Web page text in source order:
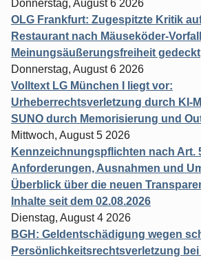
Donnerstag, August 6 2026
OLG Frankfurt: Zugespitzte Kritik
Restaurant nach Mäuseköder-
Meinungsäußerungsfreiheit gedeckt
Donnerstag, August 6 2026
Volltext LG München I liegt vor:
Urheberrechtsverletzung durch KI-
SUNO durch Memorisierung und
Mittwoch, August 5 2026
Kennzeichnungspflichten nach Art.
Anforderungen, Ausnahmen und
Überblick über die neuen
Inhalte seit dem 02.08.2026
Dienstag, August 4 2026
BGH: Geldentschädigung wegen
Persönlichkeitsrechtsverletzung